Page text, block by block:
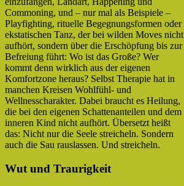
Commoning, und – nur mal als Beispiele –
Playfighting, rituelle Begegnungsformen oder
ekstatischen Tanz, der bei wilden Moves nicht
aufhört, sondern über die Erschöpfung bis zur
Befreiung führt: Wo ist das Große? Wer
kommt denn wirklich aus der eigenen
Komfortzone heraus? Selbst Therapie hat in
manchen Kreisen Wohlfühl- und
Wellnesscharakter. Dabei braucht es Heilung,
die bei den eigenen Schattenanteilen und dem
inneren Kind nicht aufhört. Übersetzt heißt
das: Nicht nur die Seele streicheln. Sondern
auch die Sau rauslassen. Und streicheln.
Wut und Traurigkeit